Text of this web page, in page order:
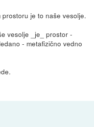
je to naše vesolje.
vesolje _je_ prostor -
- metafizično vedno